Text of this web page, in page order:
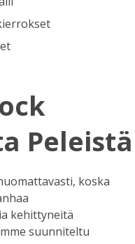
Peleistä
koska
kehittyneitä
suunniteltu